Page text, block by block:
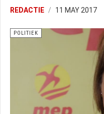
REDACTIE 11 MAY 2017
POLITIEK